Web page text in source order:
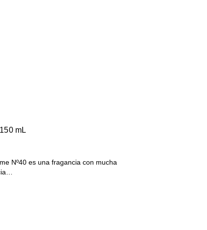
mL
Nº40 es una fragancia con mucha